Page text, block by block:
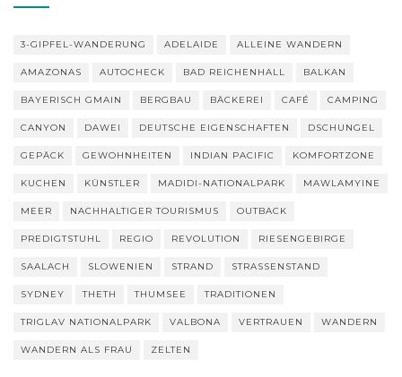
3-GIPFEL-WANDERUNG ADELAIDE ALLEINE WANDERN
AMAZONAS AUTOCHECK BAD REICHENHALL BALKAN
BAYERISCH GMAIN BERGBAU BÄCKEREI CAFÉ CAMPING
CANYON DAWEI DEUTSCHE EIGENSCHAFTEN DSCHUNGEL
GEPÄCK GEWOHNHEITEN INDIAN PACIFIC KOMFORTZONE
KUCHEN KÜNSTLER MADIDI-NATIONALPARK MAWLAMYINE
MEER NACHHALTIGER TOURISMUS OUTBACK
PREDIGTSTUHL REGIO REVOLUTION RIESENGEBIRGE
SAALACH SLOWENIEN STRAND STRASSENSTAND
SYDNEY THETH THUMSEE TRADITIONEN
TRIGLAV NATIONALPARK VALBONA VERTRAUEN WANDERN
WANDERN ALS FRAU ZELTEN